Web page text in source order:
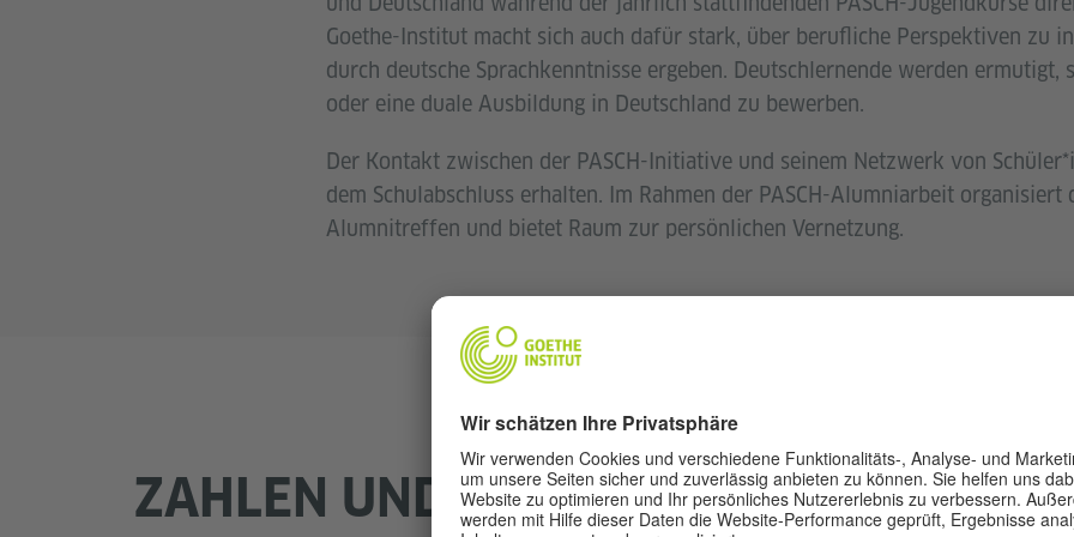
Goethe-Institut macht sich auch dafür stark, über berufliche Perspektiven zu
durch deutsche Sprachkenntnisse ergeben. Deutschlernende werden ermutigt,
oder eine duale Ausbildung in Deutschland zu bewerben.
Der Kontakt zwischen der PASCH-Initiative und seinem Netzwerk von
dem Schulabschluss erhalten. Im Rahmen der PASCH-Alumniarbeit organisiert
Alumnitreffen und bietet Raum zur persönlichen Vernetzung.
ZAHLEN UND FAKTEN